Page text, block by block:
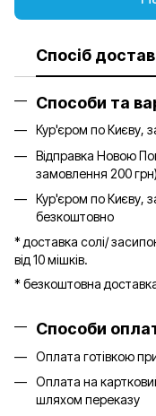
Спосіб
Способи та
Кур'єром по Києву,
Відправка Новою
замовлення 200 грн)
Кур'єром по Києву,
безкоштовно
* доставка солі/
від 10 мішків.
* безкоштовна
Способи
Оплата готівкою
Оплата на
шляхом переказу